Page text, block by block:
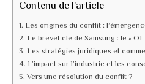
Contenu de l'article
Les origines du conflit :
Le brevet clé de Samsung : le «
Les stratégies juridiques et
L’impact sur l’industrie et les
Vers une résolution du conflit ?